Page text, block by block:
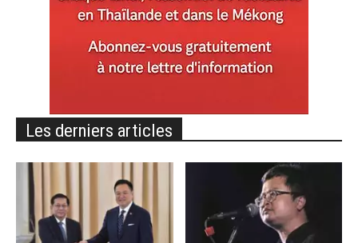
Les derniers articles